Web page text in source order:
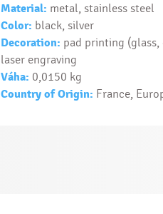
Material: metal, stainless steel
Color: black, silver
Decoration: pad printing (glass,
laser engraving
Váha: 0,0150 kg
Country of Origin: France,